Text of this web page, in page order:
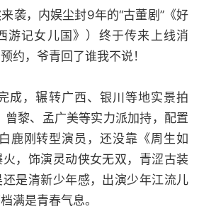
袭，内娱尘封9年的“古董剧”《好
游记女儿国》）终于传来上线消
约，爷青回了谁我不说！
成，辗转广西、银川等地实景拍
曾黎、孟广美等实力派加持，配置
鹿刚转型演员，还没靠《周生如
，饰演灵动侠女无双，青涩古装
是清新少年感，出演少年江流儿
满是青春气息。